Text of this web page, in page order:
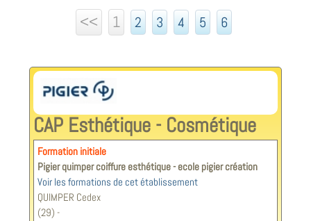
<<
1 2 3 4 5 6
CAP Esthétique - Cosmétique
Formation initiale
Pigier quimper coiffure esthétique - ecole pigier création
Voir les formations de cet établissement
QUIMPER Cedex
(29) -